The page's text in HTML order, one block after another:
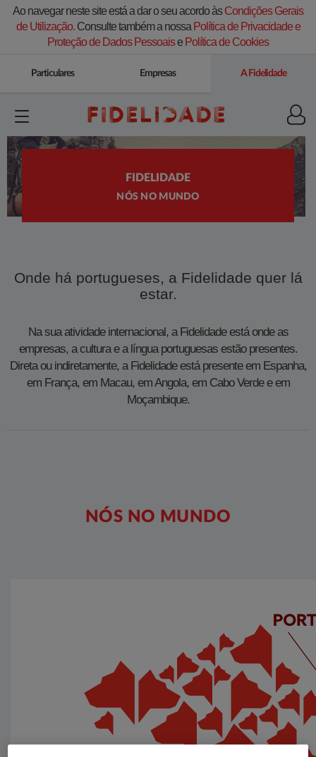
Ao navegar neste site está a dar o seu acordo àsCondições Gerais
de Utilização.Consulte também a nossa Política de Privacidade e
Proteção de Dados Pessoaise Política de Cookies
Particulares Empresas A Fidelidade
FIDELIDADE
NÓS NO MUNDO
Onde há portugueses, a Fidelidade quer lá
estar.​​​​​​​​​​​
Na sua atividade internacional, a Fidelidade está onde as
empresas, a cultura e a língua portuguesas estão presentes.
Direta ou indiretamente, a Fidelidade está presente em Espanha,
em França, em Macau, em Angola, em Cabo Verde e em
Moçambique.
NÓS NO MUNDO